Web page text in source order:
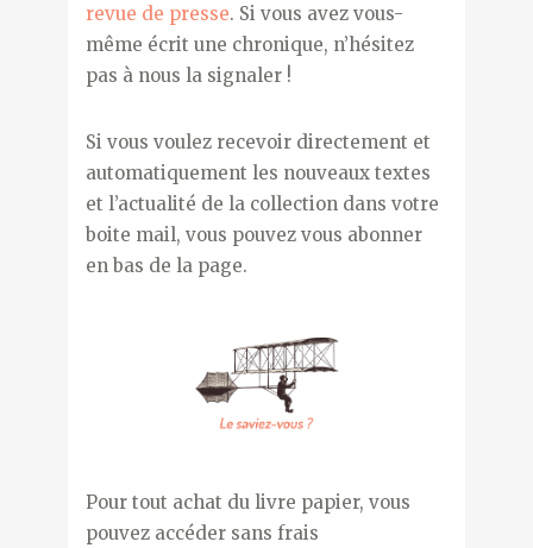
revue de presse. Si vous avez vous-
même écrit une chronique, n’hésitez
pas à nous la signaler !
Si vous voulez recevoir directement et
automatiquement les nouveaux textes
et l’actualité de la collection dans votre
boite mail, vous pouvez vous abonner
en bas de la page.
Pour tout achat du livre papier, vous
pouvez accéder sans frais